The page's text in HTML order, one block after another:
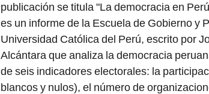
publicación se titula "La democracia en
es un informe de la Escuela de Gobierno y
Universidad Católica del Perú, escrito por
Alcántara que analiza la democracia
de seis indicadores electorales: la
blancos y nulos), el número de